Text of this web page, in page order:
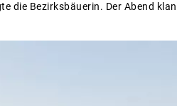
die Bezirksbäuerin. Der Abend